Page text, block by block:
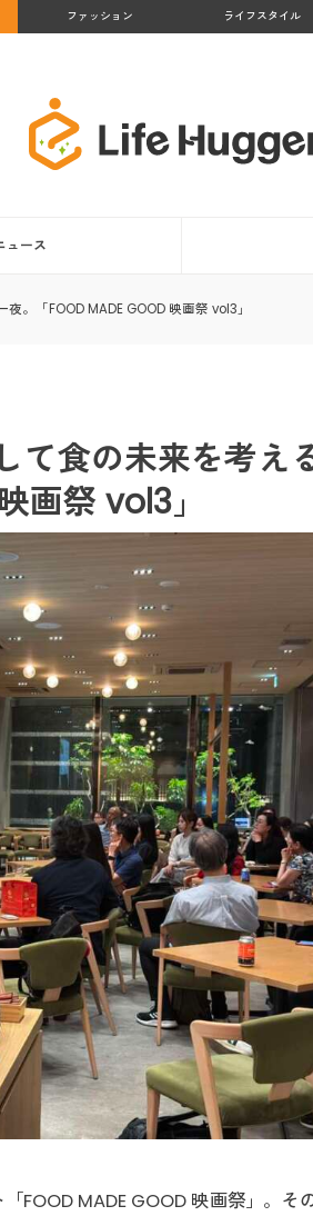
ファッション ライフスタイル
ュース
。「FOOD MADE GOOD 映画祭 vol3」
て食の未来を考え
画祭 vol3」
FOOD MADE GOOD 映画祭」。そ